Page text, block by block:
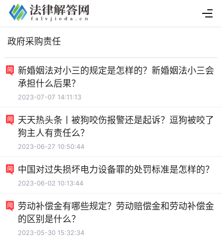
政府采购责任
新婚姻法对小三的规定是怎样的？新婚姻法小三会
承担什么后果？
2023-07-07 14:11:13
天天热头条丨被狗咬伤报警还是起诉？逗狗被咬了
狗主人有责任么？
2023-06-27 10:50:44
中国对过失损坏电力设备罪的处罚标准是怎样的？
2023-06-02 10:13:44
劳动补偿金有哪些规定？劳动赔偿金和劳动补偿金
的区别是什么？
2023-05-30 15:32:34